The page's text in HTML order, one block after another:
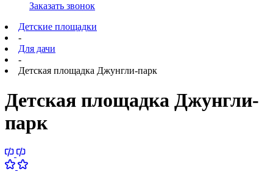
Заказать звонок
Детские площадки
-
Для дачи
-
Детская площадка Джунгли-парк
Детская площадка Джунгли-
парк